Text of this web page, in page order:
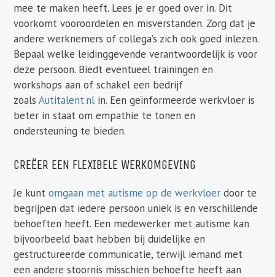
mee te maken heeft. Lees je er goed over in. Dit
voorkomt vooroordelen en misverstanden. Zorg dat je
andere werknemers of collega’s zich ook goed inlezen.
Bepaal welke leidinggevende verantwoordelijk is voor
deze persoon. Biedt eventueel trainingen en
workshops aan of schakel een bedrijf
zoalsAutitalent.nl in. Een geïnformeerde werkvloer is
beter in staat om empathie te tonen en
ondersteuning te bieden.
CREËER EEN FLEXIBELE WERKOMGEVING
Je kuntomgaan met autisme op de werkvloer door te
begrijpen dat iedere persoon uniek is en verschillende
behoeften heeft. Een medewerker met autisme kan
bijvoorbeeld baat hebben bij duidelijke en
gestructureerde communicatie, terwijl iemand met
een andere stoornis misschien behoefte heeft aan